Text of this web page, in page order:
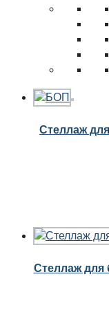
Стеллаж
Стеллаж для